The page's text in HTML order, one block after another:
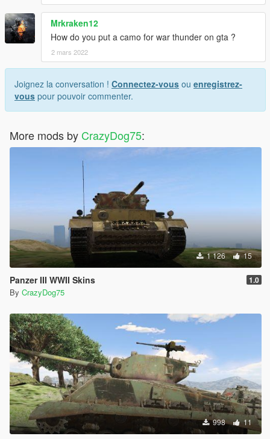
Mrkraken12
How do you put a camo for war thunder on gta ?
2 mars 2022
Joignez la conversation ! Connectez-vous ou enregistrez-
vous pour pouvoir commenter.
More mods by CrazyDog75:
1 126 15
Panzer III WWII Skins 1.0
By CrazyDog75
998 11